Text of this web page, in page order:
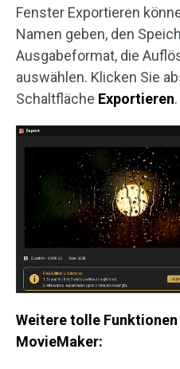
Fenster Exportieren
Namen geben, den
Ausgabeformat, die
auswählen. Klicken Sie
Schaltfläche Exportieren.
Weitere tolle
MovieMaker: